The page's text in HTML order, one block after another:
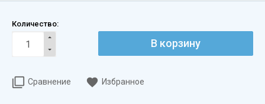
Количество:
Сравнение Избранное